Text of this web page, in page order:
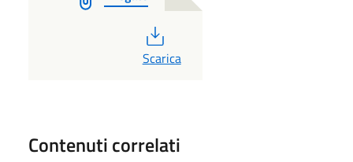
PDF
Scarica
Contenuti correlati